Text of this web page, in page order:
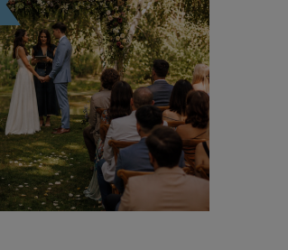
Loading...